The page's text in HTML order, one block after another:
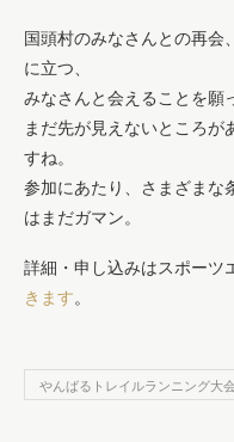
国頭村のみなさんとの再会
に立つ、
みなさんと会えることを願
まだ先が見えないところ
すね。
参加にあたり、さまざまな
はまだガマン。
詳細・申し込みはスポーツ
きます。
やんばるトレイルランニング大会